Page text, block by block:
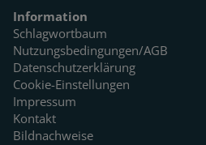
Information
Schlagwortbaum
Nutzungsbedingungen/AGB
Datenschutzerklärung
Cookie-Einstellungen
Impressum
Kontakt
Bildnachweise